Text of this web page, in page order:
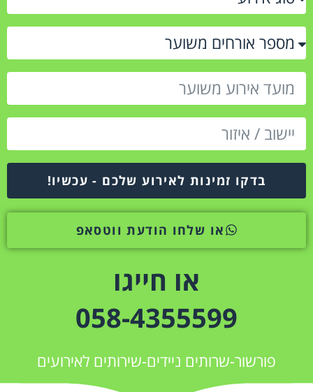
בדקו זמינות לאירוע שלכם - עכשיו!
או שלחו הודעת ווטסאפ
או חייגו
058-4355599
פורשור-שרותים ניידים-שירותים לאירועים